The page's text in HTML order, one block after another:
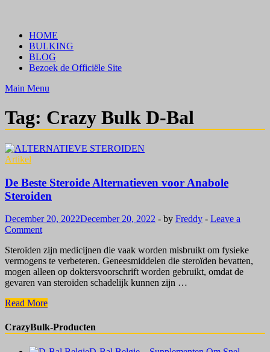
contentHOME
BULKING
BLOG
Bezoek de Officiële Site
Main Menu
Tag: Crazy Bulk D-Bal
Artikel
De Beste Steroide Alternatieven voor Anabole
Steroiden
December 20, 2022December 20, 2022 - by Freddy - Leave a
Comment
Steroïden zijn medicijnen die vaak worden misbruikt om fysieke
vermogens te verbeteren. Geneesmiddelen die steroïden bevatten,
mogen alleen op doktersvoorschrift worden gebruikt, omdat de
gevaren van steroïden schadelijk kunnen zijn …
De
Steroide
Alternatieven
Read More
CrazyBulk-Producten